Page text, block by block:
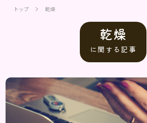
トップ 乾燥
乾燥
に関する記事